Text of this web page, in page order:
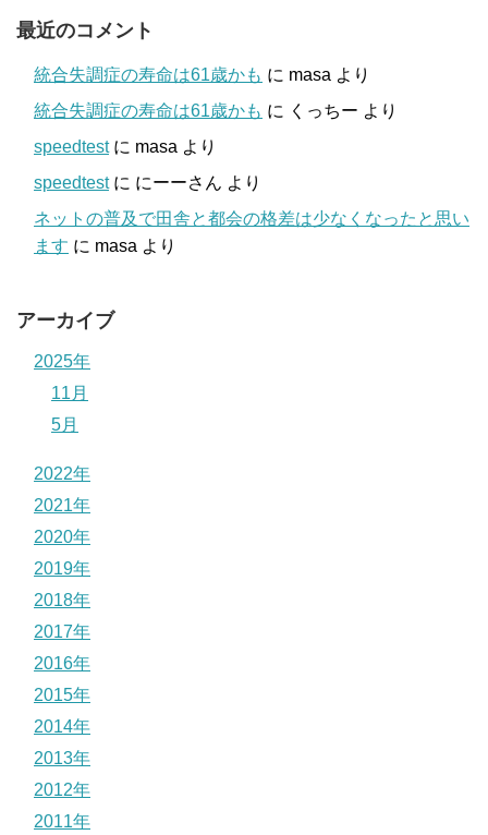
最近のコメント
統合失調症の寿命は61歳かも に masa より
統合失調症の寿命は61歳かも に くっちー より
speedtestに masa より
speedtestに にーーさん より
ネットの普及で田舎と都会の格差は少なくなったと思い
ます に masa より
アーカイブ
2025年
11月
5月
2022年
2021年
2020年
2019年
2018年
2017年
2016年
2015年
2014年
2013年
2012年
2011年